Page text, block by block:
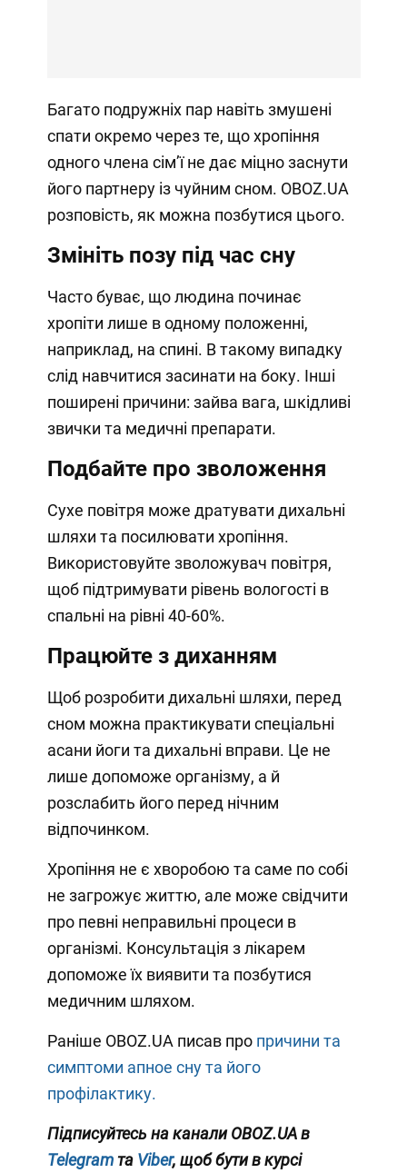
Багато подружніх пар навіть змушені
спати окремо через те, що хропіння
одного члена сімʼї не дає міцно заснути
його партнеру із чуйним сном. OBOZ.UA
розповість, як можна позбутися цього.
Змініть позу під час сну
Часто буває, що людина починає
хропіти лише в одному положенні,
наприклад, на спині. В такому випадку
слід навчитися засинати на боку. Інші
поширені причини: зайва вага, шкідливі
звички та медичні препарати.
Подбайте про зволоження
Сухе повітря може дратувати дихальні
шляхи та посилювати хропіння.
Використовуйте зволожувач повітря,
щоб підтримувати рівень вологості в
спальні на рівні 40-60%.
Працюйте з диханням
Щоб розробити дихальні шляхи, перед
сном можна практикувати спеціальні
асани йоги та дихальні вправи. Це не
лише допоможе організму, а й
розслабить його перед нічним
відпочинком.
Хропіння не є хворобою та саме по собі
не загрожує життю, але може свідчити
про певні неправильні процеси в
організмі. Консультація з лікарем
допоможе їх виявити та позбутися
медичним шляхом.
Раніше OBOZ.UA писав про причини та
симптоми апное сну та його
профілактику.
Підписуйтесь на канали OBOZ.UA в
Telegram та Viber, щоб бути в курсі